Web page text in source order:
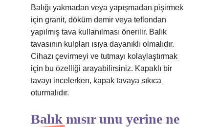
Balığı yakmadan veya yapışmadan pişirmek
için granit, döküm demir veya teflondan
yapılmış tava kullanılması önerilir. Balık
tavasının kulpları ısıya dayanıklı olmalıdır.
Cihazı çevirmeyi ve tutmayı kolaylaştırmak
için bu özelliği arayabilirsiniz. Kapaklı bir
tavayı incelerken, kapak tavaya sıkıca
oturmalıdır.
Balık mısır unu yerine ne